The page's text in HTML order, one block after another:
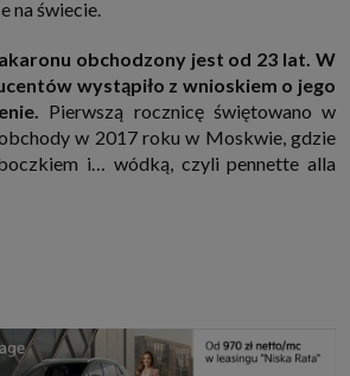
na świecie.
obchodzony jest od 23 lat. W
wystąpiło z wnioskiem o jego
Pierwszą rocznicę świętowano w
w 2017 roku w Moskwie, gdzie
i… wódką, czyli pennette alla